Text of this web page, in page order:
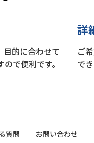
目的に合わせて
で便利です。
詳
ご
で
質問 お問い合わせ